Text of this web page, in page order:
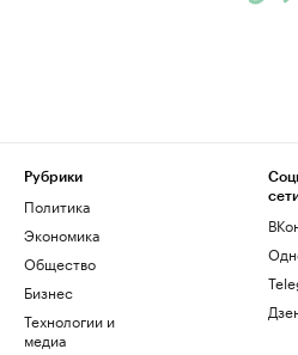
Рубрики
Политика
Экономика
Общество
Бизнес
Технологии и
медиа